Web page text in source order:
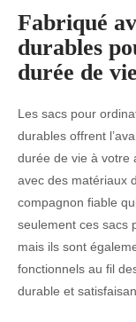
Fabriqué
durables
durée de
Les sacs pour
durables offrent
durée de vie à votre
avec des matériaux
compagnon fiable
seulement ces sacs
mais ils sont
fonctionnels au fil
durable et